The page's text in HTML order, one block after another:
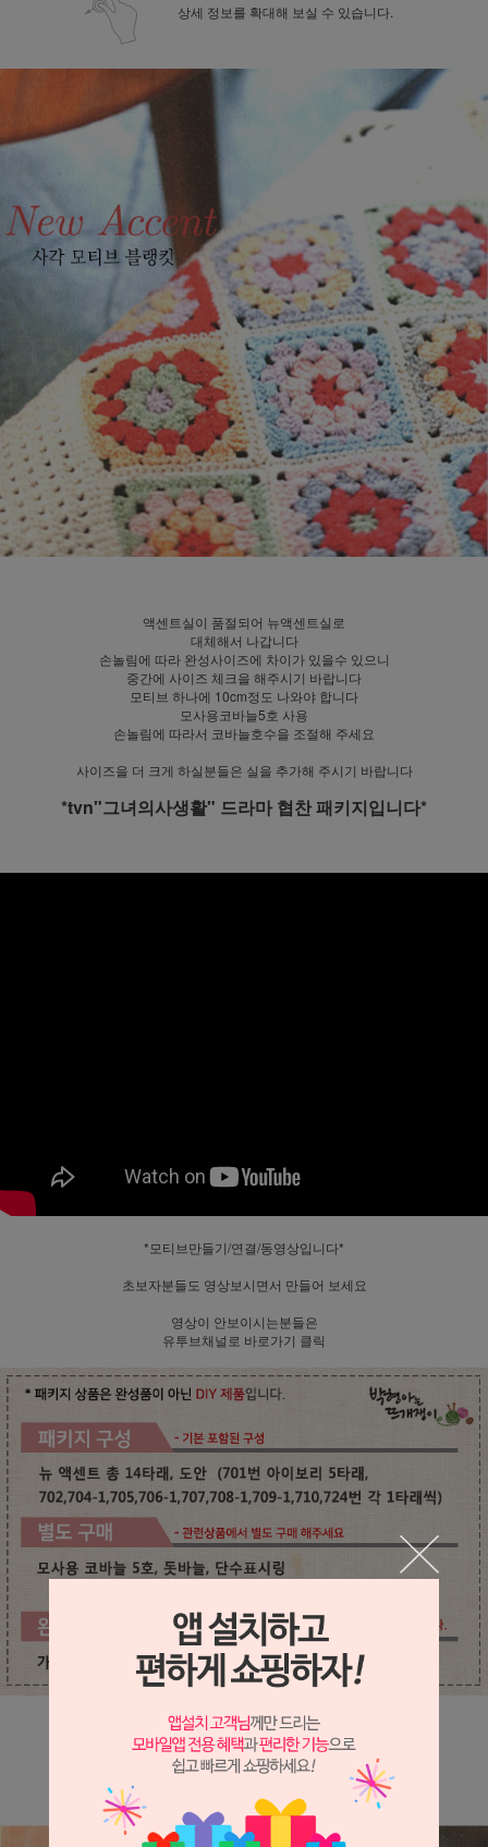
상세 정보를 확대해 보실 수 있습니다.
액센트실이 품절되어 뉴액센트실로
대체해서 나갑니다
손놀림에 따라 완성사이즈에 차이가 있을수 있으니
중간에 사이즈 체크을 해주시기 바랍니다
모티브 하나에 10cm정도 나와야 합니다
모사용코바늘5호 사용
손놀림에 따라서 코바늘호수을 조절해 주세요
사이즈을 더 크게 하실분들은 실을 추가해 주시기 바랍니다
*tvn"그녀의사생활" 드라마 협찬 패키지입니다*
*모티브만들기/연결/동영상입니다*
초보자분들도 영상보시면서 만들어 보세요
영상이 안보이시는분들은
유투브채널로 바로가기 클릭